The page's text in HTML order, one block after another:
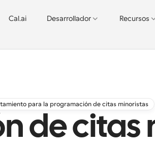
Cal.ai Desarrollador Recursos
para la programación de citas minoristas
de citas